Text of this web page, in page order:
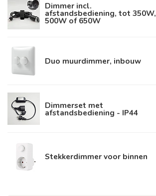
Dimmer incl.
afstandsbediening, tot 350W,
500W of 650W
Duo muurdimmer, inbouw
Dimmerset met
afstandsbediening - IP44
Stekkerdimmer voor binnen